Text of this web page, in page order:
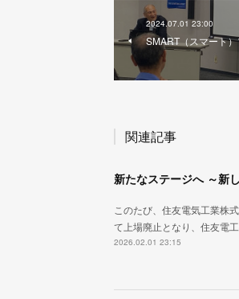
2024.07.01 23:00
SMART（スマート
関連記事
新たなステージへ ～新
このたび、住友電気工業株
て上場廃止となり、住友電
2026.02.01 23:15